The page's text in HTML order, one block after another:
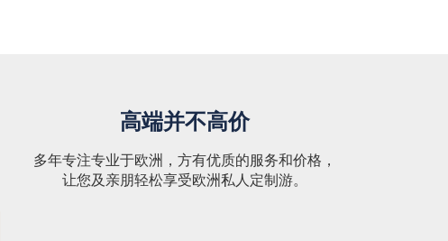
高端并不高价
多年专注专业于欧洲，方有优质的服务和价格，
让您及亲朋轻松享受欧洲私人定制游。